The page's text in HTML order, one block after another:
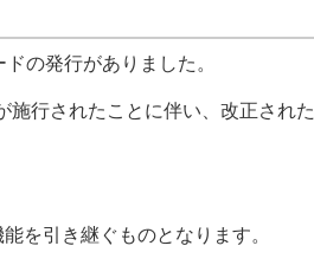
の発行がありました。
行されたことに伴い、改正された
を引き継ぐものとなります。